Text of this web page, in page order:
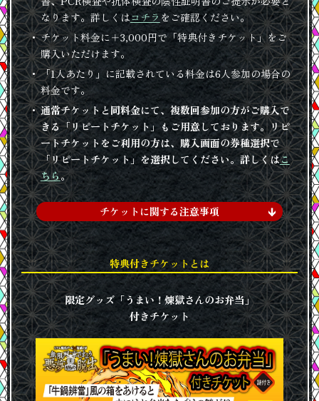
なります。詳しくはコチラをご確認ください。
チケット料金に＋3,000円で「特典付きチケット」をご
購入いただけます。
「1人あたり」に記載されている料金は6人参加の場合の
料金です。
通常チケットと同料金にて、複数回参加の方がご購入で
きる「リピートチケット」もご用意しております。リピ
ートチケットをご利用の方は、購入画面の券種選択で
「リピートチケット」を選択してください。詳しくはこ
ちら。
チケットに関する注意事項
特典付きチケットとは
限定グッズ「うまい！煉獄さんのお弁当」
付きチケット